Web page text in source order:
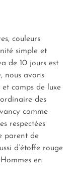
couleurs
simple et
de 10 jours est
nous avons
camps de luxe
des
comme
respectées
parent de
d’étoffe rouge
en